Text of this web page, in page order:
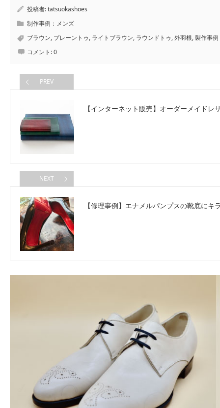
投稿者:tatsuokashoes
制作事例：メンズ
ブラウン, プレーントゥ, ライトブラウン, ラウンドトゥ,外羽根,製作事例
コメント:0
PREV
【インターネット販売】オーダーメイドレ
NEXT
【修理事例】エナメルパンプスの靴底に